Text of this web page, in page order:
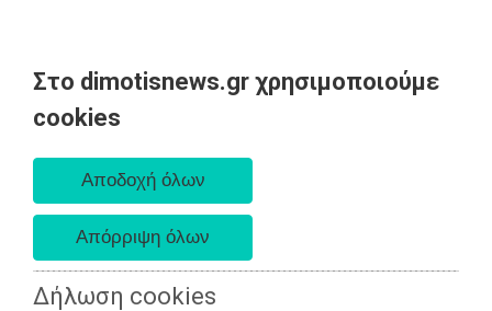
Στο dimotisnews.gr χρησιμοποιούμε
cookies
Δήλωση cookies
AΡΧΙΚΗ
ΕΙΔΗΣΕΙΣ
ΠΟΛΙΤΙΚΗ
ΤΟΠΙΚΗ
ΑΥΤΟΔΙΟΙΚΗΣΗ